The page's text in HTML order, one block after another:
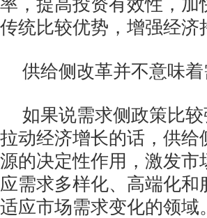
率，提高投资有效性，
传统比较优势，增强经济
供给侧改革并不意味
如果说需求侧政策比
拉动经济增长的话，供
源的决定性作用，激发
应需求多样化、高端化
适应市场需求变化的领